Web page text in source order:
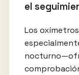
el
Los